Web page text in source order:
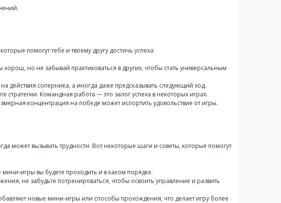
которые помогут тебе и твоему другу достичь успеха:
но не забывай практиковаться в других, чтобы стать универсальным
действия соперника, а иногда даже предсказывать следующий ход.
стратегии. Командная работа — это залог успеха в некоторых играх.
концентрация на победе может испортить удовольствие от игры.
может вызывать трудности. Вот некоторые шаги и советы, которые помогут
игры вы будете проходить и в каком порядке.
не забудьте потренироваться, чтобы освоить управление и развить
новые мини-игры или способы прохождения, что делает игру более